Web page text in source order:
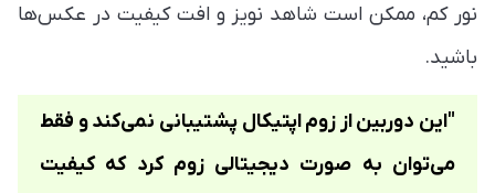
نور کم، ممکن است شاهد نویز و افت کیفیت در عکس‌ها
باشید.
"این دوربین از زوم اپتیکال پشتیبانی نمی‌کند و فقط
می‌توان به صورت دیجیتالی زوم کرد که کیفیت